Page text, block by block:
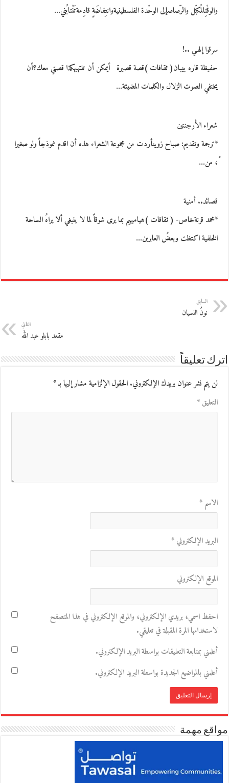
والوقْتِالمُكبّل والرّصاصإلى الوحْدة الفلسطينيةوانتِفاضَةٍ قادِمةتَنْتابُني…
سرقوا إلهـي ..!
حفيظة قاره بيبان( ثقافات )قصة قصيرة أيمكن أن تنتهيهكذا قصتي معك؟أن
يختفي الصوت الزلال والكلمات المضيئة…
شعراء الأرجنتين
*ترجمة وتقديم: صباح زوينأردت من مجموعة الشعراء هذه أن اقدم نموذجاً ولو صغيرا
ً، من…
قصائد.. أمنية
*محمد قرنةخاص- ( ثقافات )هياميهيم بما يرى شوقاً لما لا ينبغي ألا يراهُ الساحة
الخلفية اكتظت وبعضُ العابرين…
السابق
نونُ النسيان
التالي
مقعد بابلو عبد الله
اترك تعليقاً
لن يتم نشر عنوان بريدك الإلكتروني.الحقول الإلزامية مشار إليها بـ*
التعليق*
الاسم*
البريد الإلكتروني*
الموقع الإلكتروني
احفظ اسمي، بريدي الإلكتروني، والموقع الإلكتروني في هذا المتصفح
لاستخدامها المرة المقبلة في تعليقي.
أعلمني بمتابعة التعليقات بواسطة البريد الإلكتروني.
أعلمني بالمواضيع الجديدة بواسطة البريد الإلكتروني.
مواقع مهمة